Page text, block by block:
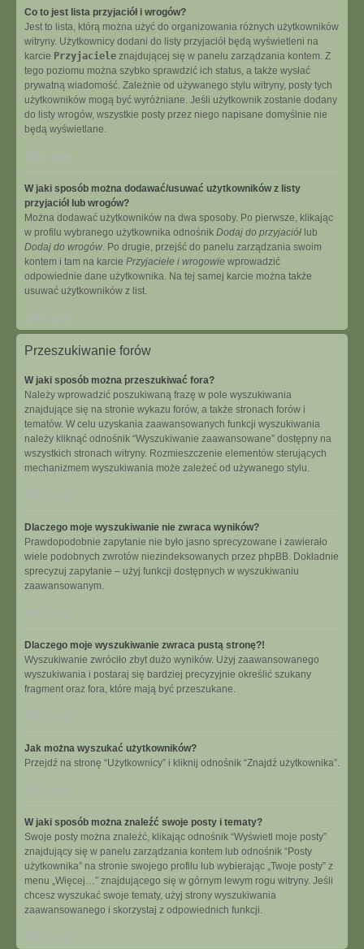
Co to jest lista przyjaciół i wrogów?
Jest to lista, którą można użyć do organizowania różnych użytkowników
witryny. Użytkownicy dodani do listy przyjaciół będą wyświetleni na
karcie Przyjaciele znajdującej się w panelu zarządzania kontem. Z
tego poziomu można szybko sprawdzić ich status, a także wysłać
prywatną wiadomość. Zależnie od używanego stylu witryny, posty tych
użytkowników mogą być wyróżniane. Jeśli użytkownik zostanie dodany
do listy wrogów, wszystkie posty przez niego napisane domyślnie nie
będą wyświetlane.
Na górę
W jaki sposób można dodawać/usuwać użytkowników z listy
przyjaciół lub wrogów?
Można dodawać użytkowników na dwa sposoby. Po pierwsze, klikając
w profilu wybranego użytkownika odnośnik Dodaj do przyjaciół lub
Dodaj do wrogów. Po drugie, przejść do panelu zarządzania swoim
kontem i tam na karcie Przyjaciele i wrogowie wprowadzić
odpowiednie dane użytkownika. Na tej samej karcie można także
usuwać użytkowników z list.
Na górę
Przeszukiwanie forów
W jaki sposób można przeszukiwać fora?
Należy wprowadzić poszukiwaną frazę w pole wyszukiwania
znajdujące się na stronie wykazu forów, a także stronach forów i
tematów. W celu uzyskania zaawansowanych funkcji wyszukiwania
należy kliknąć odnośnik “Wyszukiwanie zaawansowane” dostępny na
wszystkich stronach witryny. Rozmieszczenie elementów sterujących
mechanizmem wyszukiwania może zależeć od używanego stylu.
Dlaczego moje wyszukiwanie nie zwraca wyników?
Prawdopodobnie zapytanie nie było jasno sprecyzowane i zawierało
wiele podobnych zwrotów niezindeksowanych przez phpBB. Dokładnie
sprecyzuj zapytanie – użyj funkcji dostępnych w wyszukiwaniu
zaawansowanym.
Dlaczego moje wyszukiwanie zwraca pustą stronę?!
Wyszukiwanie zwróciło zbyt dużo wyników. Użyj zaawansowanego
wyszukiwania i postaraj się bardziej precyzyjnie określić szukany
fragment oraz fora, które mają być przeszukane.
Jak można wyszukać użytkowników?
Przejdź na stronę “Użytkownicy” i kliknij odnośnik “Znajdź użytkownika”.
W jaki sposób można znaleźć swoje posty i tematy?
Swoje posty można znaleźć, klikając odnośnik “Wyświetl moje posty”
znajdujący się w panelu zarządzania kontem lub odnośnik “Posty
użytkownika” na stronie swojego profilu lub wybierając „Twoje posty” z
menu „Więcej…” znajdującego się w górnym lewym rogu witryny. Jeśli
chcesz wyszukać swoje tematy, użyj strony wyszukiwania
zaawansowanego i skorzystaj z odpowiednich funkcji.